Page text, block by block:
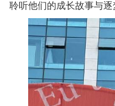
聆听他们的成长故事与逐